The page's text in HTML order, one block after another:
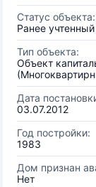
Статус объекта:
Ранее учтенный
Тип объекта:
Объект
Дата
03.07.2012
Год постройки:
1983
Дом признан
Нет